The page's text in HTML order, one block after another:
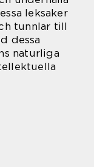
leksaker
tunnlar till
dessa
naturliga